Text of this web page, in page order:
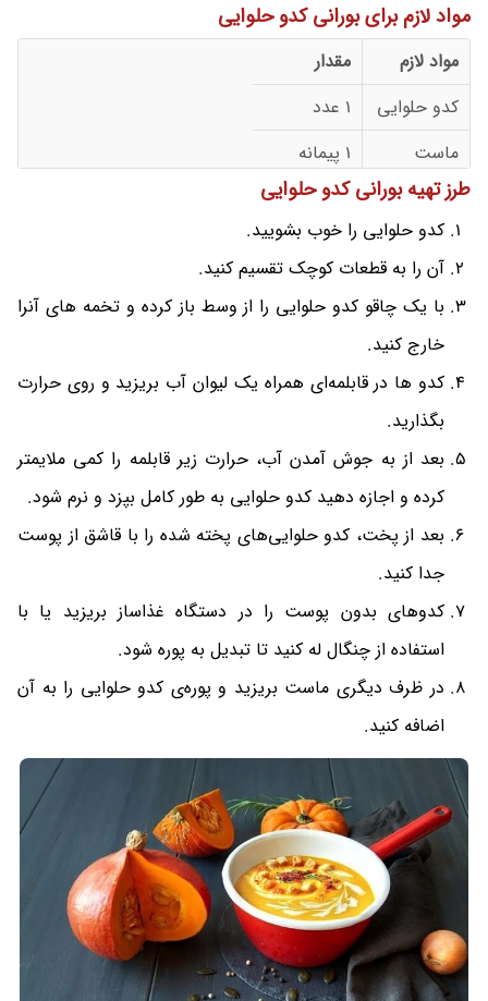
مواد لازم برای بورانی کدو حلوایی
مواد لازم
مقدار
کدو حلوایی
1 عدد
ماست
1 پیمانه
نمک و فلفل
به مقدار لازم
طرز تهیه بورانی کدو حلوایی
کدو حلوایی را خوب بشویید.
آن را به قطعات کوچک تقسیم کنید.
با یک چاقو کدو حلوایی را از وسط باز کرده و تخمه های آنرا
خارج کنید.
کدو ها در قابلمه‌ای همراه یک لیوان آب بریزید و روی حرارت
بگذارید.
بعد از به جوش آمدن آب، حرارت زیر قابلمه را کمی ملایمتر
کرده و اجازه دهید کدو حلوایی به طور کامل بپزد و نرم شود.
بعد از پخت، کدو ‌حلوایی‌های پخته شده را با قاشق از پوست
جدا کنید.
کدوهای بدون پوست را در دستگاه غذاساز بریزید یا با
استفاده از چنگال له کنید تا تبدیل به پوره شود.
در ظرف دیگری ماست بریزید و پوره‌ی کدو حلوایی را به آن
اضافه کنید.